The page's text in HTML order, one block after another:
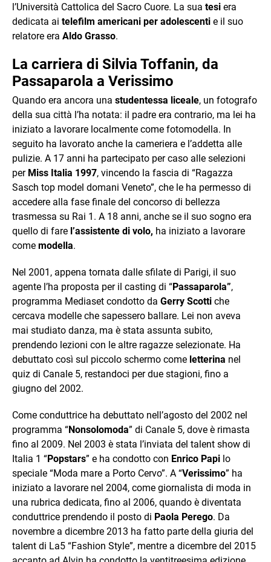
l’Università Cattolica del Sacro Cuore. La sua tesi era
dedicata ai telefilm americani per adolescenti e il suo
relatore era Aldo Grasso.
La carriera di Silvia Toffanin, da
Passaparola a Verissimo
Quando era ancora una studentessa liceale, un fotografo
della sua città l’ha notata: il padre era contrario, ma lei ha
iniziato a lavorare localmente come fotomodella. In
seguito ha lavorato anche la cameriera e l’addetta alle
pulizie. A 17 anni ha partecipato per caso alle selezioni
per Miss Italia 1997, vincendo la fascia di “Ragazza
Sasch top model domani Veneto”, che le ha permesso di
accedere alla fase finale del concorso di bellezza
trasmessa su Rai 1. A 18 anni, anche se il suo sogno era
quello di fare l’assistente di volo, ha iniziato a lavorare
come modella.
Nel 2001, appena tornata dalle sfilate di Parigi, il suo
agente l’ha proposta per il casting di “Passaparola”,
programma Mediaset condotto da Gerry Scotti che
cercava modelle che sapessero ballare. Lei non aveva
mai studiato danza, ma è stata assunta subito,
prendendo lezioni con le altre ragazze selezionate. Ha
debuttato così sul piccolo schermo come letterina nel
quiz di Canale 5, restandoci per due stagioni, fino a
giugno del 2002.
Come conduttrice ha debuttato nell’agosto del 2002 nel
programma “Nonsolomoda” di Canale 5, dove è rimasta
fino al 2009. Nel 2003 è stata l’inviata del talent show di
Italia 1 “Popstars” e ha condotto con Enrico Papi lo
speciale “Moda mare a Porto Cervo”. A “Verissimo” ha
iniziato a lavorare nel 2004, come giornalista di moda in
una rubrica dedicata, fino al 2006, quando è diventata
conduttrice prendendo il posto di Paola Perego. Da
novembre a dicembre 2013 ha fatto parte della giuria del
talent di La5 “Fashion Style”, mentre a dicembre del 2015